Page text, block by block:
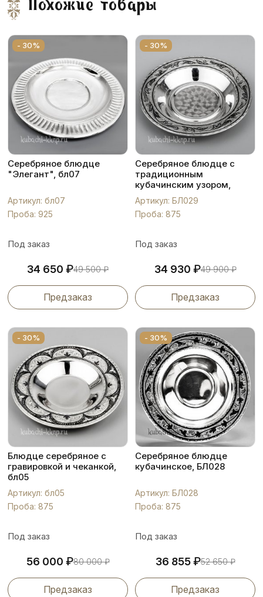
Похожие товары
- 30%
Серебряное блюдце
"Элегант", бл07
Артикул: бл07
Проба: 925
Под заказ
34 650 ₽49 500₽
Предзаказ
- 30%
Серебряное блюдце с
традиционным
кубачинским узором,
БЛ029
Артикул: БЛ029
Проба: 875
Под заказ
34 930 ₽49 900₽
Предзаказ
- 30%
Блюдце серебряное с
гравировкой и чеканкой,
бл05
Артикул: бл05
Проба: 875
Под заказ
56 000 ₽80 000₽
Предзаказ
- 30%
Серебряное блюдце
кубачинское, БЛ028
Артикул: БЛ028
Проба: 875
Под заказ
36 855₽52 650₽
Предзаказ